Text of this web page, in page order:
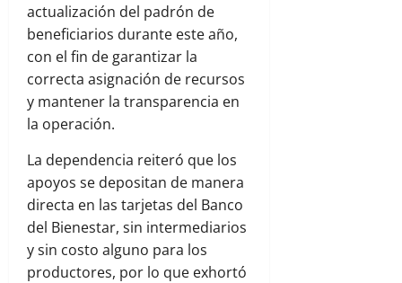
actualización del padrón de
beneficiarios durante este año,
con el fin de garantizar la
correcta asignación de recursos
y mantener la transparencia en
la operación.
La dependencia reiteró que los
apoyos se depositan de manera
directa en las tarjetas del Banco
del Bienestar, sin intermediarios
y sin costo alguno para los
productores, por lo que exhortó